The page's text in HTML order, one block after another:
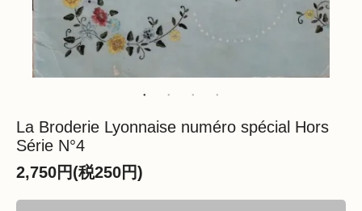
La Broderie Lyonnaise numéro spécial Hors
Série N°4
2,750円(税250円)